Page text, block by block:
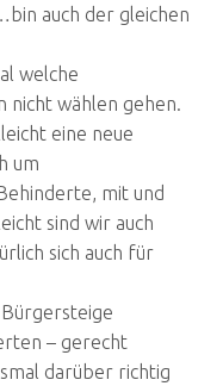
auch der gleichen
welche
wählen gehen.
eine neue
um
mit und
sind wir auch
sich auch für
– gerecht
darüber richtig